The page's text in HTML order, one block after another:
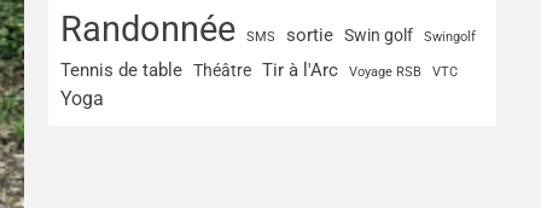
Randonnée SMS sortie Swin golf Swingolf
Tennis de table Théâtre Tir à l'Arc Voyage RSB VTC
Yoga